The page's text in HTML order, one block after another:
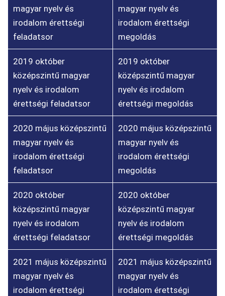
magyar nyelv és
irodalom érettségi
feladatsor
magyar nyelv és
irodalom érettségi
megoldás
2019 október
középszintű magyar
nyelv és irodalom
érettségi feladatsor
2019 október
középszintű magyar
nyelv és irodalom
érettségi megoldás
2020 május középszintű
magyar nyelv és
irodalom érettségi
feladatsor
2020 május középszintű
magyar nyelv és
irodalom érettségi
megoldás
2020 október
középszintű magyar
nyelv és irodalom
érettségi feladatsor
2020 október
középszintű magyar
nyelv és irodalom
érettségi megoldás
2021 május középszintű
magyar nyelv és
irodalom érettségi
2021 május középszintű
magyar nyelv és
irodalom érettségi